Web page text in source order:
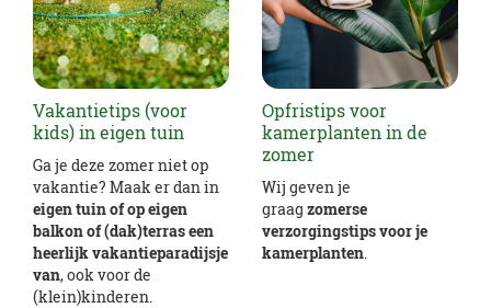
Vakantietips (voor
kids) in eigen tuin
Ga je deze zomer niet op
vakantie? Maak er dan in
eigen tuin of op eigen
balkon of (dak)terras een
heerlijk vakantieparadijsje
van, ook voor de
(klein)kinderen.
Opfristips voor
kamerplanten in de
zomer
Wij geven je
graag zomerse
verzorgingstips voor je
kamerplanten